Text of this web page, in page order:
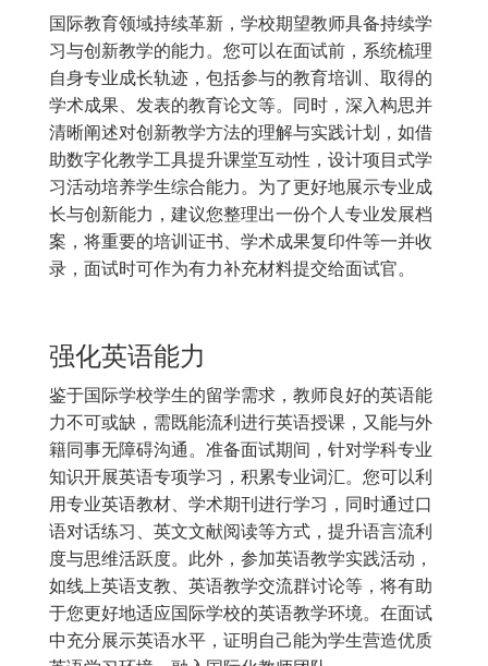
国际教育领域持续革新，学校期望教师具备持续学
习与创新教学的能力。您可以在面试前，系统梳理
自身专业成长轨迹，包括参与的教育培训、取得的
学术成果、发表的教育论文等。同时，深入构思并
清晰阐述对创新教学方法的理解与实践计划，如借
助数字化教学工具提升课堂互动性，设计项目式学
习活动培养学生综合能力。为了更好地展示专业成
长与创新能力，建议您整理出一份个人专业发展档
案，将重要的培训证书、学术成果复印件等一并收
录，面试时可作为有力补充材料提交给面试官。
强化英语能力
鉴于国际学校学生的留学需求，教师良好的英语能
力不可或缺，需既能流利进行英语授课，又能与外
籍同事无障碍沟通。准备面试期间，针对学科专业
知识开展英语专项学习，积累专业词汇。您可以利
用专业英语教材、学术期刊进行学习，同时通过口
语对话练习、英文文献阅读等方式，提升语言流利
度与思维活跃度。此外，参加英语教学实践活动，
如线上英语支教、英语教学交流群讨论等，将有助
于您更好地适应国际学校的英语教学环境。在面试
中充分展示英语水平，证明自己能为学生营造优质